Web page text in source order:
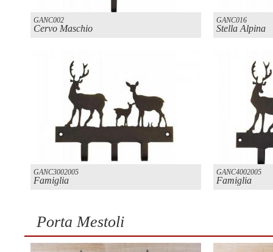
GANC002
Cervo Maschio
GANC016
Stella Alpina
GANC3002005
Famiglia
GANC4002005
Famiglia
Porta Mestoli